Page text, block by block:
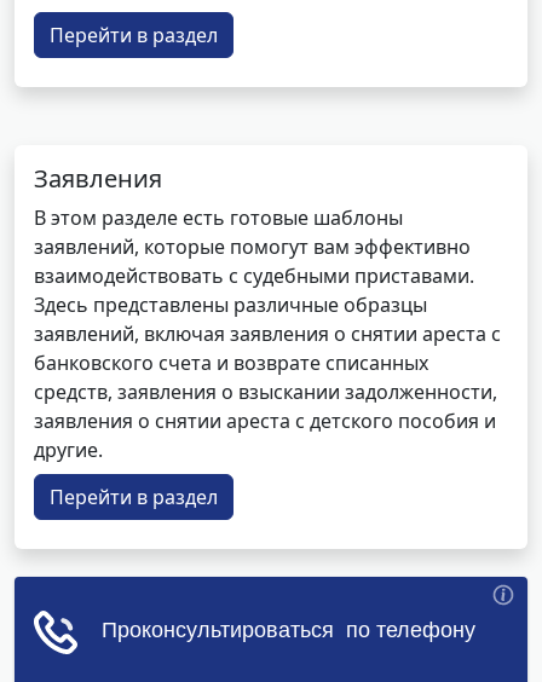
Перейти в раздел
Заявления
В этом разделе есть готовые шаблоны
заявлений, которые помогут вам эффективно
взаимодействовать с судебными приставами.
Здесь представлены различные образцы
заявлений, включая заявления о снятии ареста с
банковского счета и возврате списанных
средств, заявления о взыскании задолженности,
заявления о снятии ареста с детского пособия и
другие.
Перейти в раздел